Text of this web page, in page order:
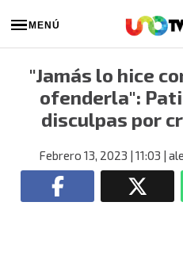
MENÚ
"Jamás lo hice
ofenderla":
disculpas por
Febrero 13, 2023 | 11:03 |